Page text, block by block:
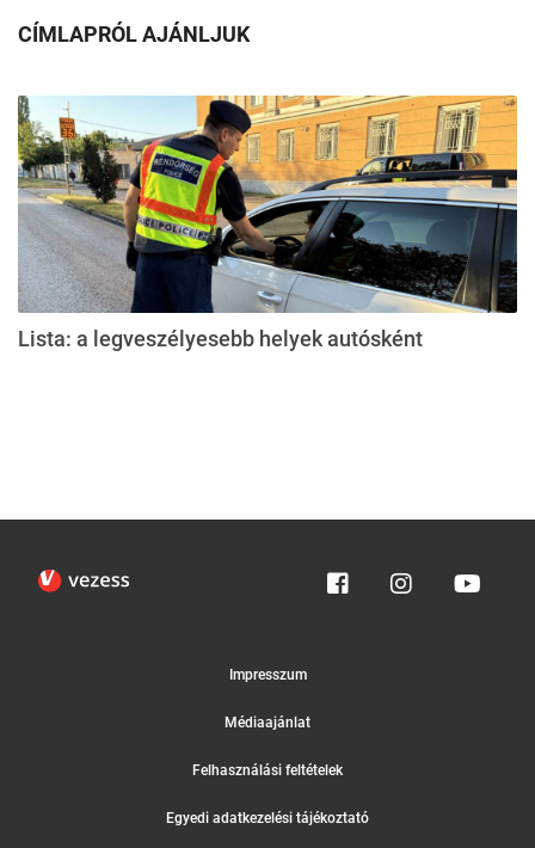
CÍMLAPRÓL AJÁNLJUK
Lista: a legveszélyesebb helyek autósként
Impresszum
Médiaajánlat
Felhasználási feltételek
Egyedi adatkezelési tájékoztató